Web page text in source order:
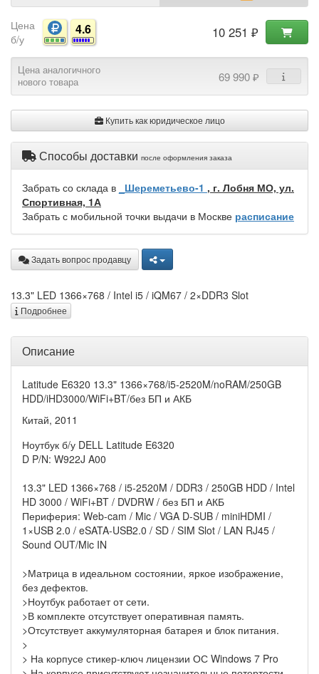
Цена
б/у
4.6 10 251 ₽
Цена аналогичного
нового товара
69 990 ₽
Купить как юридическое лицо
Способы доставки после оформления заказа
Забрать со склада в _Шереметьево-1 , г. Лобня МО, ул.
Спортивная, 1А
Забрать с мобильной точки выдачи в Москве расписание
Задать вопрос продавцу
13.3" LED 1366×768 / Intel i5 / iQM67 / 2×DDR3 Slot
Подробнее
Описание
Latitude E6320 13.3" 1366×768/i5-2520M/noRAM/250GB
HDD/iHD3000/WiFi+BT/без БП и АКБ
Китай, 2011
Ноутбук б/у DELL Latitude E6320
D P/N: W922J A00
13.3" LED 1366×768 / i5-2520M / DDR3 / 250GB HDD / Intel
HD 3000 / WiFi+BT / DVDRW / без БП и АКБ
Периферия: Web-cam / Mic / VGA D-SUB / miniHDMI /
1×USB 2.0 / eSATA-USB2.0 / SD / SIM Slot / LAN RJ45 /
Sound OUT/Mic IN
>Матрица в идеальном состоянии, яркое изображение,
без дефектов.
>Ноутбук работает от сети.
>В комплекте отсутствует оперативная память.
>Отсутствует аккумуляторная батарея и блок питания.
>
> На корпусе стикер-ключ лицензии ОС Windows 7 Pro